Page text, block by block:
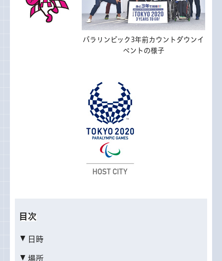
パラリンピック3年前カウントダウンイ
ベントの様子
目次
日時
場所